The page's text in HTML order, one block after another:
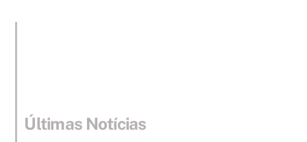
Últimas Notícias